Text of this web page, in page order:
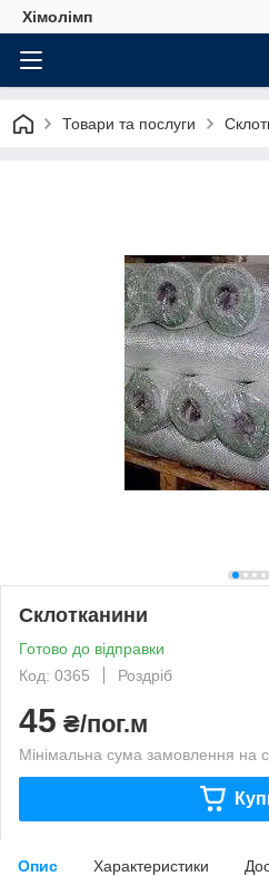
Хімолімп
Товари та послуги
Склотканини
Готово до відправки
Код: 0365
Роздріб
45 ₴/пог.м
Мінімальна сума замовлення на
Опис Характеристики